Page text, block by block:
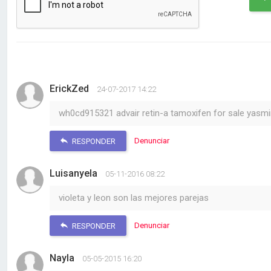
ErickZed 24-07-2017 14:22
wh0cd915321 advair retin-a tamoxifen for sale
RESPONDER Denunciar
Luisanyela 05-11-2016 08:22
violeta y leon son las mejores parejas
RESPONDER Denunciar
Nayla 05-05-2015 16:20